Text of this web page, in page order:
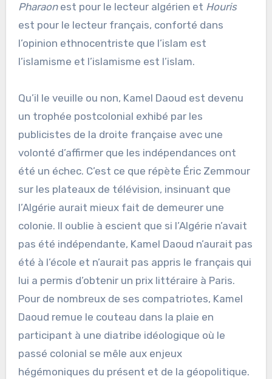
Pharaonest pour le lecteur algérien et Houris
est pour le lecteur français, conforté dans
l’opinion ethnocentriste que l’islam est
l’islamisme et l’islamisme est l’islam.
Qu’il le veuille ou non, Kamel Daoud est devenu
un trophée postcolonial exhibé par les
publicistes de la droite française avec une
volonté d’affirmer que les indépendances ont
été un échec. C’est ce que répète Éric Zemmour
sur les plateaux de télévision, insinuant que
l’Algérie aurait mieux fait de demeurer une
colonie. Il oublie à escient que si l’Algérie n’avait
pas été indépendante, Kamel Daoud n’aurait pas
été à l’école et n’aurait pas appris le français qui
lui a permis d’obtenir un prix littéraire à Paris.
Pour de nombreux de ses compatriotes, Kamel
Daoud remue le couteau dans la plaie en
participant à une diatribe idéologique où le
passé colonial se mêle aux enjeux
hégémoniques du présent et de la géopolitique.